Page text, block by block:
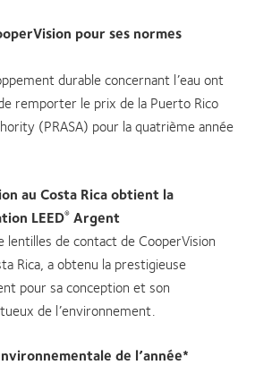
pour ses normes
durable concernant l’eau ont
remporter le prix de la Puerto Rico
(PRASA) pour la quatrième année
au Costa Rica obtient la
LEED® Argent
lentilles de contact de CooperVision
Rica, a obtenu la prestigieuse
pour sa conception et son
de l’environnement.
de l’année*